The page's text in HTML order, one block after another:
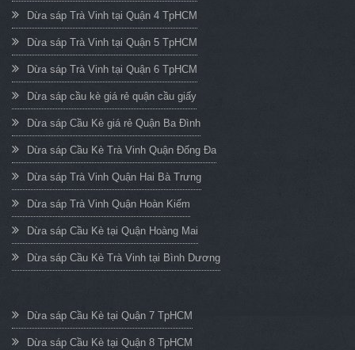
Dừa sáp Trà Vinh tại Quận 4 TpHCM
Dừa sáp Trà Vinh tại Quận 5 TpHCM
Dừa sáp Trà Vinh tại Quận 6 TpHCM
Dừa sáp cầu kè giá rẻ quận cầu giấy
Dừa sáp Cầu Kè giá rẻ Quận Ba Đình
Dừa sáp Cầu Kè Trà Vinh Quận Đống Đa
Dừa sáp Trà Vinh Quận Hai Bà Trưng
Dừa sáp Trà Vinh Quận Hoàn Kiếm
Dừa sáp Cầu Kè tại Quận Hoàng Mai
Dừa sáp Cầu Kè Trà Vinh tại Bình Dương
Dừa sáp Cầu Kè tại Quận 7 TpHCM
Dừa sáp Cầu Kè tại Quận 8 TpHCM